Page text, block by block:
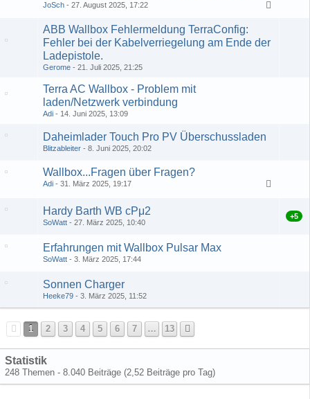
JoSch 27. August 2025, 17:22
ABB Wallbox Fehlermeldung TerraConfig:
Fehler bei der Kabelverriegelung am Ende der
Ladepistole.
Gerome 21. Juli 2025, 21:25
Terra AC Wallbox - Problem mit
laden/Netzwerk verbindung
Adi 14. Juni 2025, 13:09
Daheimlader Touch Pro PV Überschussladen
Blitzableiter 8. Juni 2025, 20:02
Wallbox...Fragen über Fragen?
Adi 31. März 2025, 19:17
Hardy Barth WB cPμ2
SoWatt 27. März 2025, 10:40
+5
Erfahrungen mit Wallbox Pulsar Max
SoWatt 3. März 2025, 17:44
Sonnen Charger
Heeke79 3. März 2025, 11:52
1 2 3 4 5 6 7 … 13
Statistik
248 Themen - 8.040 Beiträge (2,52 Beiträge pro Tag)